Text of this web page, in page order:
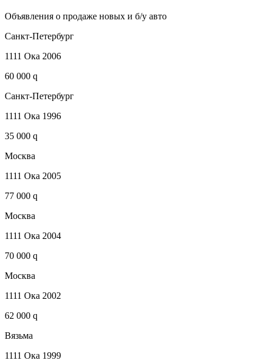
Объявления о продаже новых и б/у авто
Санкт-Петербург
1111 Ока 2006
60 000 q
Санкт-Петербург
1111 Ока 1996
35 000 q
Москва
1111 Ока 2005
77 000 q
Москва
1111 Ока 2004
70 000 q
Москва
1111 Ока 2002
62 000 q
Вязьма
1111 Ока 1999